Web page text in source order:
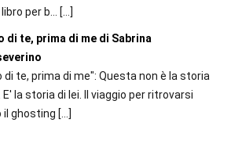
per b...
[…]
di te, prima di me di Sabrina
di te, prima di me": Questa non è la storia
E' la storia di lei. Il viaggio per ritrovarsi
il ghosting […]